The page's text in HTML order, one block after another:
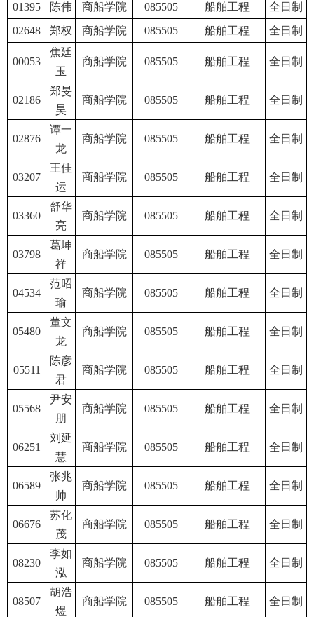
01395 陈伟 商船学院 085505 船舶工程
全日制
02648
郑权 商船学院 085505 船舶工程 全日制
00053
焦廷
玉
商船学院 085505 船舶工程 全日制
02186
郑旻
昊
商船学院 085505 船舶工程 全日制
02876
谭一
龙
商船学院 085505 船舶工程 全日制
03207
王佳
运
商船学院 085505 船舶工程 全日制
03360
舒华
亮
商船学院 085505 船舶工程 全日制
03798
葛坤
祥
商船学院 085505 船舶工程 全日制
04534
范昭
瑜
商船学院 085505 船舶工程 全日制
05480
董文
龙
商船学院 085505 船舶工程 全日制
05511
陈彦
君
商船学院 085505 船舶工程 全日制
05568
尹安
朋
商船学院 085505 船舶工程 全日制
06251
刘延
慧
商船学院 085505 船舶工程 全日制
06589
张兆
帅
商船学院 085505 船舶工程 全日制
06676
苏化
茂
商船学院 085505 船舶工程 全日制
08230
李如
泓
商船学院 085505 船舶工程 全日制
08507
胡浩
煜
商船学院 085505 船舶工程 全日制